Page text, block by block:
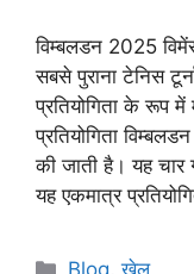
विम्बलडन 2025
सबसे पुराना टेनिस
प्रतियोगिता के रूप
प्रतियोगिता
की जाती है। यह
यह एकमात्र
Categories
Blog,खेल